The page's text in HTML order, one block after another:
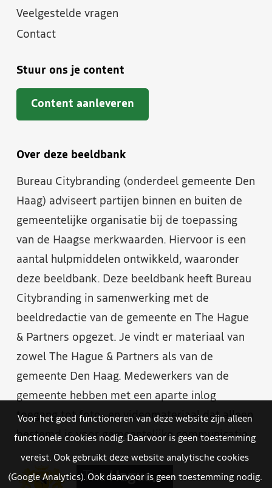
Veelgestelde vragen
Contact
Stuur ons je content
Content aanleveren
Over deze beeldbank
Bureau Citybranding (onderdeel gemeente Den
Haag) adviseert partijen binnen en buiten de
gemeentelijke organisatie bij de toepassing
van de Haagse merkwaarden. Hiervoor is een
aantal hulpmiddelen ontwikkeld, waaronder
deze beeldbank. Deze beeldbank heeft Bureau
Citybranding in samenwerking met de
beeldredactie van de gemeente en The Hague
& Partners opgezet. Je vindt er materiaal van
zowel The Hague & Partners als van de
gemeente Den Haag. Medewerkers van de
gemeente hebben met een aparte inlog
toegang tot foto- en videomateriaal dat alleen
bestemd is voor gemeentelijke communicatie.
Voor het goed functioneren van deze website zijn alleen
functionele cookies nodig. Daarvoor is geen toestemming
vereist. Ook gebruikt deze website analytische cookies
(Google Analytics). Ook daarvoor is geen toestemming nodig.